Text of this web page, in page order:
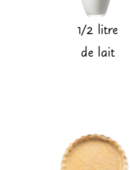
1/2 litre
de lait